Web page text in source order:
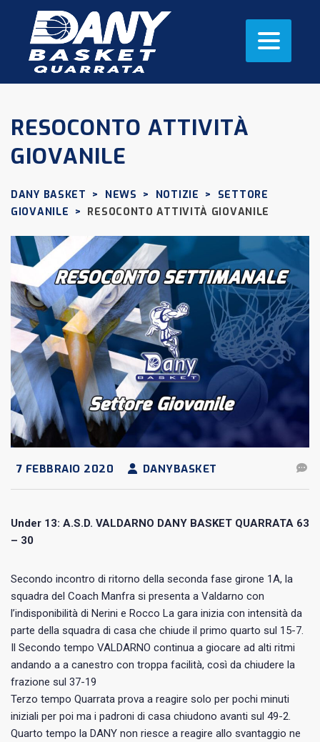
RESOCONTO ATTIVITÀ
GIOVANILE
DANY BASKET > NEWS > NOTIZIE >
SETTORE
GIOVANILE > RESOCONTO ATTIVITÀ GIOVANILE
7 FEBBRAIO 2020 DANYBASKET
Under 13: A.S.D. VALDARNO DANY BASKET QUARRATA 63
– 30
Secondo incontro di ritorno della seconda fase girone 1A, la
squadra del Coach Manfra si presenta a Valdarno con
l’indisponibilità di Nerini e Rocco La gara inizia con intensità da
parte della squadra di casa che chiude il primo quarto sul 15-7.
Il Secondo tempo VALDARNO continua a giocare ad alti ritmi
andando a a canestro con troppa facilità, così da chiudere la
frazione sul 37-19
Terzo tempo Quarrata prova a reagire solo per pochi minuti
iniziali per poi ma i padroni di casa chiudono avanti sul 49-2.
Quarto tempo la DANY non riesce a reagire allo svantaggio ne